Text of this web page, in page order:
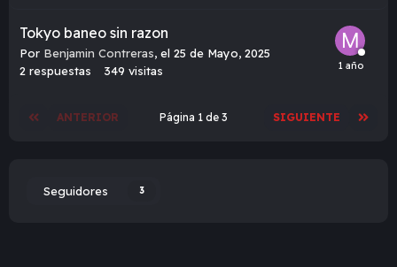
Tokyo baneo sin razon
Por Benjamin Contreras, el 25 de Mayo, 2025
2 respuestas 349 visitas
ANTERIOR SIGUIENTE
Página 1 de 3
Seguidores 3